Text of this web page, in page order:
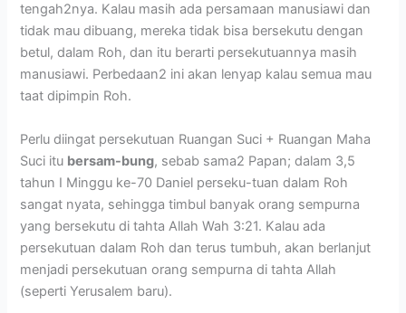
tengah2nya. Kalau masih ada persamaan manusiawi dan
tidak mau dibuang, mereka tidak bisa bersekutu dengan
betul, dalam Roh, dan itu berarti persekutuannya masih
manusiawi. Perbedaan2 ini akan lenyap kalau semua mau
taat dipimpin Roh.
Perlu diingat persekutuan Ruangan Suci + Ruangan Maha
Suci itu bersam-bung, sebab sama2 Papan; dalam 3,5
tahun I Minggu ke-70 Daniel perseku-tuan dalam Roh
sangat nyata, sehingga timbul banyak orang sempurna
yang bersekutu di tahta Allah Wah 3:21. Kalau ada
persekutuan dalam Roh dan terus tumbuh, akan berlanjut
menjadi persekutuan orang sempurna di tahta Allah
(seperti Yerusalem baru).